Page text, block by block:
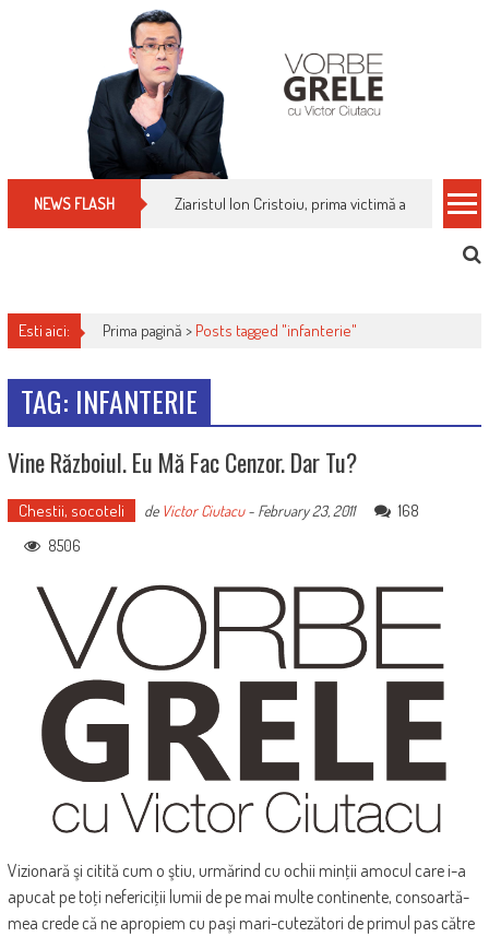
NEWS FLASH Ziaristul Ion Cristoiu, prima victimă a noi
Esti aici: Prima pagină > Posts tagged "infanterie"
TAG: INFANTERIE
Vine Războiul. Eu Mă Fac Cenzor. Dar Tu?
Chestii, socoteli de Victor Ciutacu- February 23, 2011
168
8506
Vizionară şi citită cum o ştiu, urmărind cu ochii minţii amocul care i-a
apucat pe toţi nefericiţii lumii de pe mai multe continente, consoartă-
mea crede că ne apropiem cu paşi mari-cutezători de primul pas către